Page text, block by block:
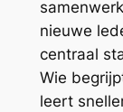
nieuwe
centraal
Wie
leert